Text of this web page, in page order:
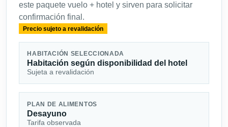
este paquete vuelo + hotel y sirven para solicitar
confirmación final.
Precio sujeto a revalidación
HABITACIÓN SELECCIONADA
Habitación según disponibilidad del hotel
Sujeta a revalidación
PLAN DE ALIMENTOS
Desayuno
Tarifa observada